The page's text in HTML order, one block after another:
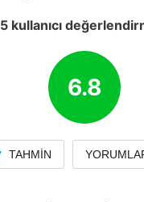
5 kullanıcı
6.8
TAHMIN